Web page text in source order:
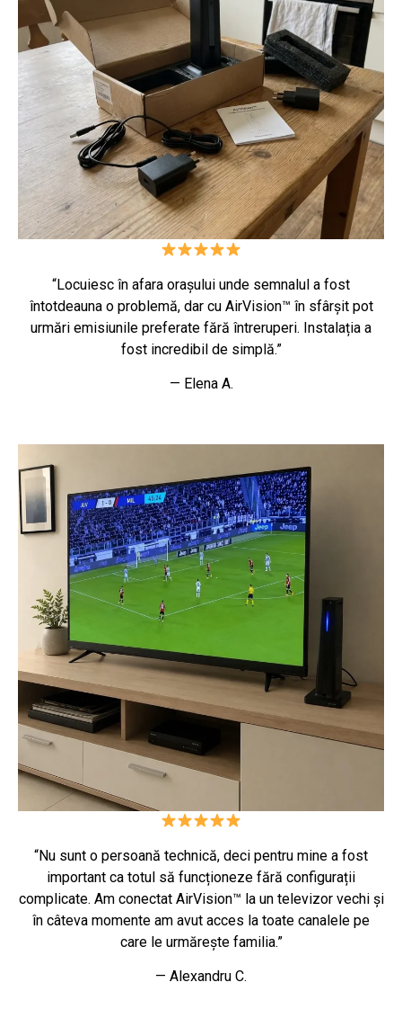
“Locuiesc în afara orașului unde semnalul a fost
întotdeauna o problemă, dar cu AirVision™ în sfârșit pot
urmări emisiunile preferate fără întreruperi. Instalația a
fost incredibil de simplă.”
— Elena A.
“Nu sunt o persoană technică, deci pentru mine a fost
important ca totul să funcționeze fără configurații
complicate. Am conectat AirVision™ la un televizor vechi și
în câteva momente am avut acces la toate canalele pe
care le urmărește familia.”
— Alexandru C.